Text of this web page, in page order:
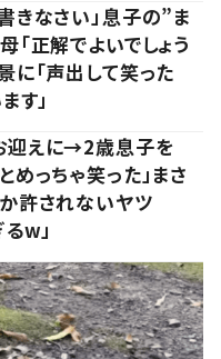
きなさい」息子の”ま
正解でよいでしょう
に「声出して笑った
す」
迎えに→2歳息子を
っちゃ笑った」まさ
許されないヤツ
w」